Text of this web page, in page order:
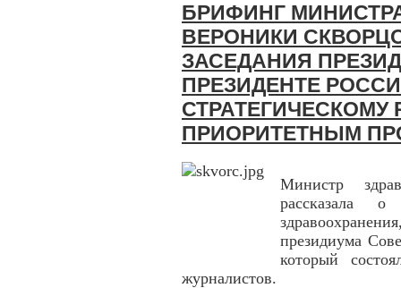
БРИФИНГ
ВЕРОНИКИ
ЗАСЕДАНИЯ
ПРЕЗИДЕНТЕ
СТРАТЕГИЧЕСКОМУ
ПРИОРИТЕТНЫМ
Министр
рассказала
президиума
который
журналистов.